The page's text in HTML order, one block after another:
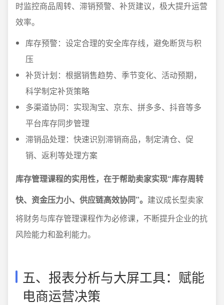
时监控商品周转、滞销预警、补货建议，极大提升运营
效率。
库存预警：设定合理的安全库存线，避免断货与积
压
补货计划：根据销售趋势、季节变化、活动预期，
科学制定补货策略
多渠道协同：实现淘宝、京东、拼多多、抖音等多
平台库存同步管理
滞销品处理：快速识别滞销商品，制定清仓、促
销、返利等处理方案
库存管理课程的实用性，在于帮助卖家实现“库存周转
快、资金压力小、供应链高效协同”。 建议成长型卖家
将财务与库存管理课程作为必修课，不断提升企业的抗
风险能力和盈利能力。
五、报表分析与大屏工具：赋能
电商运营决策